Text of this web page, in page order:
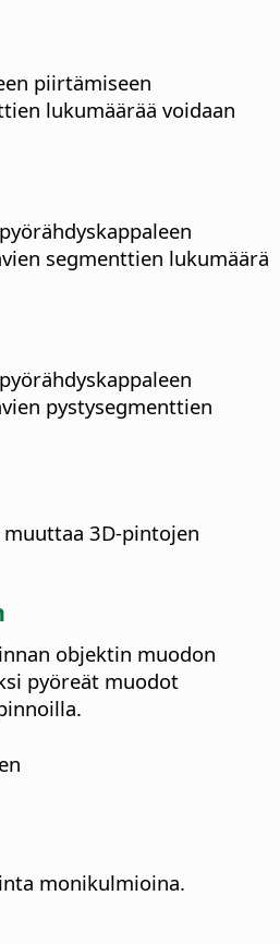
piirtämiseen
lukumäärää voidaan
segmenttien lukumäärä
pystysegmenttien
3D-pintojen
objektin muodon
pyöreät muodot
monikulmioina.